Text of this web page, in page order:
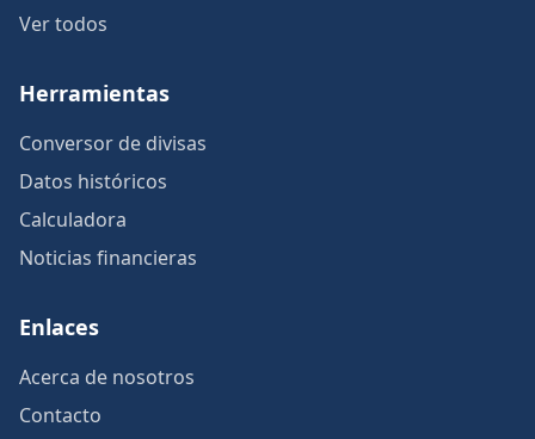
Ver todos
Herramientas
Conversor de divisas
Datos históricos
Calculadora
Noticias financieras
Enlaces
Acerca de nosotros
Contacto